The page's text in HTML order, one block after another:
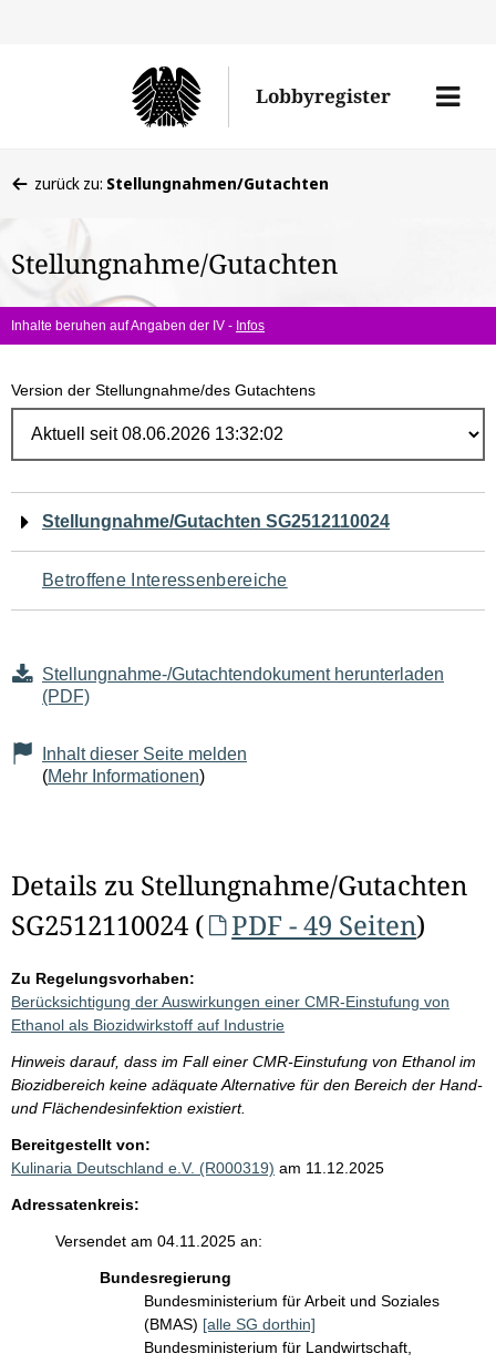
Lobbyregister
Menü
befinden
hier:
zurück zu: Stellungnahmen/Gutachten
Stellungnahme/Gutachten
Inhalte beruhen auf Angaben der IV - Infos
Version der Stellungnahme/des Gutachtens
Navigation
für
den
Seiteninhalt
Stellungnahme/Gutachten SG2512110024
Betroffene Interessenbereiche
Stellungnahme-/Gutachtendokument herunterladen
(PDF)
Inhalt dieser Seite melden
(Mehr Informationen)
Details zu Stellungnahme/Gutachten
SG2512110024 (
PDF - 49 Seiten)
Zu Regelungsvorhaben:
Berücksichtigung der Auswirkungen einer CMR-Einstufung von
Ethanol als Biozidwirkstoff auf Industrie
Hinweis darauf, dass im Fall einer CMR-Einstufung von Ethanol im
Biozidbereich keine adäquate Alternative für den Bereich der Hand-
und Flächendesinfektion existiert.
Bereitgestellt von:
Kulinaria Deutschland e.V. (R000319) am 11.12.2025
Adressatenkreis:
Versendet am 04.11.2025 an:
Bundesregierung
Bundesministerium für Arbeit und Soziales
(BMAS) [alle SG dorthin]
Bundesministerium für Landwirtschaft,